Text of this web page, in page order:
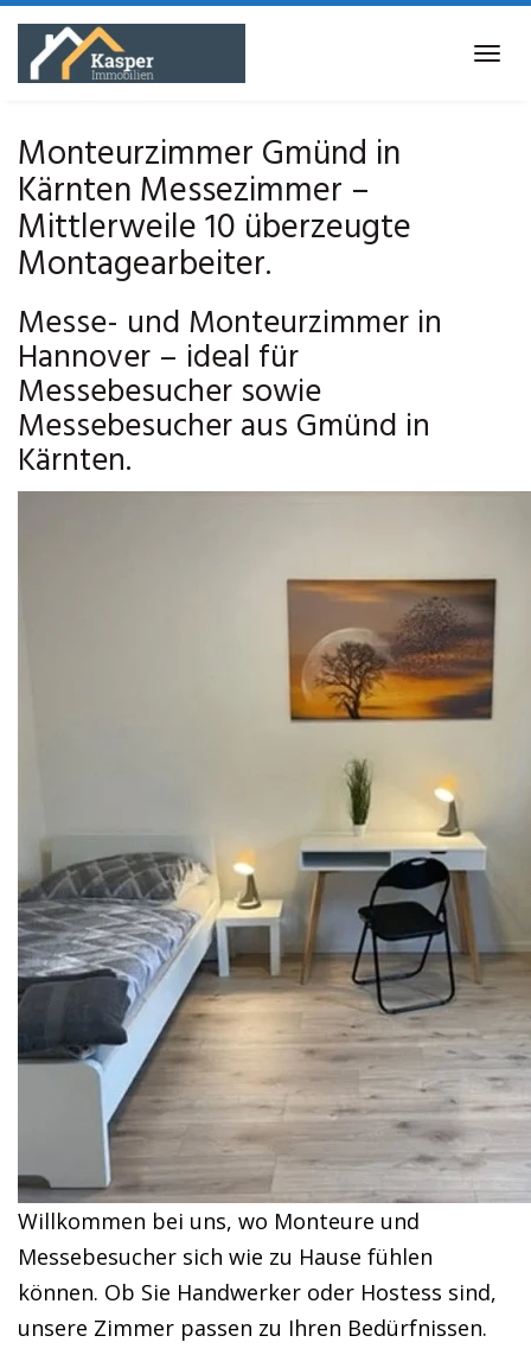
Skip
main
Monteurzimmer Gmünd in
Kärnten Messezimmer –
Mittlerweile 10 überzeugte
Montagearbeiter.
Messe- und Monteurzimmer in
Hannover – ideal für
Messebesucher sowie
Messebesucher aus Gmünd in
Kärnten.
Willkommen bei uns, wo Monteure und
Messebesucher sich wie zu Hause fühlen
können. Ob Sie Handwerker oder Hostess sind,
unsere Zimmer passen zu Ihren Bedürfnissen.